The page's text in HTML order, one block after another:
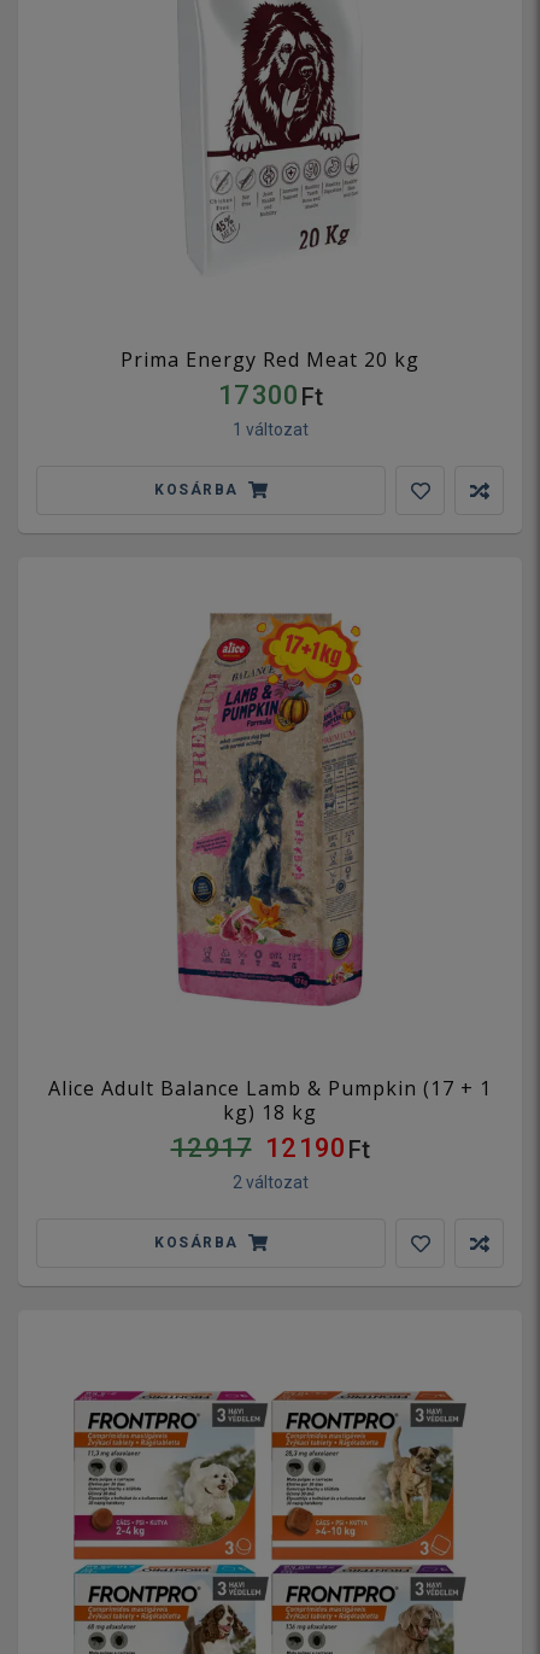
Prima Energy Red Meat 20 kg
17 300 Ft
1 változat
KOSÁRBA
Alice Adult Balance Lamb & Pumpkin (17 + 1
kg) 18 kg
12 917 12 190 Ft
2 változat
KOSÁRBA